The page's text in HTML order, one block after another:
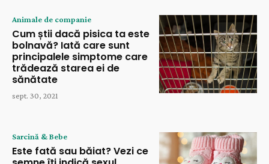
Animale de companie
Cum știi dacă pisica ta este
bolnavă? Iată care sunt
principalele simptome care
trădează starea ei de
sănătate
sept. 30, 2021
Sarcină & Bebe
Este fată sau băiat? Vezi ce